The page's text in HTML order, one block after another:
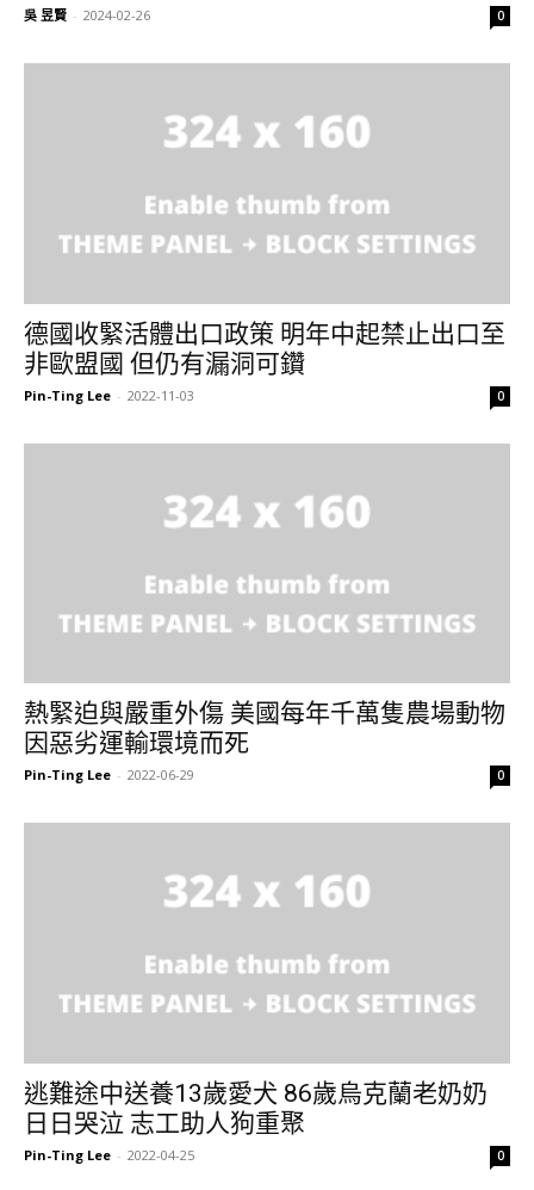
吳 昱賢 - 2024-02-26 0
德國收緊活體出口政策 明年中起禁止出口至
非歐盟國 但仍有漏洞可鑽
Pin-Ting Lee - 2022-11-03 0
熱緊迫與嚴重外傷 美國每年千萬隻農場動物
因惡劣運輸環境而死
Pin-Ting Lee - 2022-06-29 0
逃難途中送養13歲愛犬 86歲烏克蘭老奶奶
日日哭泣 志工助人狗重聚
Pin-Ting Lee - 2022-04-25 0